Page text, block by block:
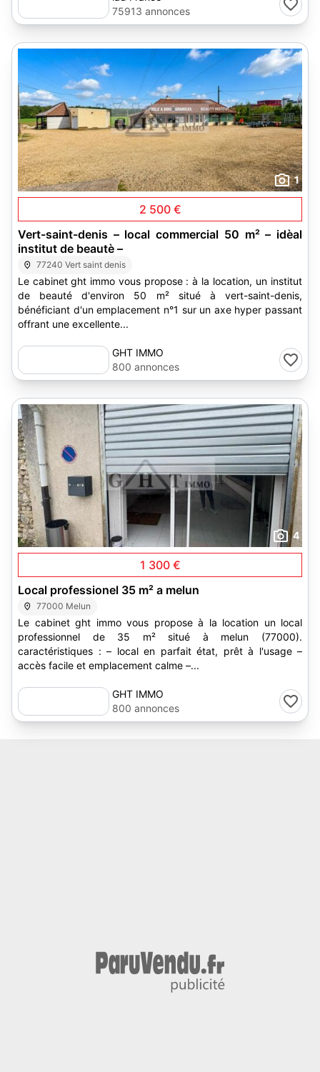
75913 annonces
1
2 500 €
Vert-saint-denis – local commercial 50 m² – idèal
institut de beautè –
77240 Vert saint denis
Le cabinet ght immo vous propose : à la location, un institut
de beauté d'environ 50 m² situé à vert-saint-denis,
bénéficiant d'un emplacement n°1 sur un axe hyper passant
offrant une excellente...
GHT IMMO
800 annonces
4
1 300 €
Local professionel 35 m² a melun
77000 Melun
Le cabinet ght immo vous propose à la location un local
professionnel de 35 m² situé à melun (77000).
caractéristiques : – local en parfait état, prêt à l'usage –
accès facile et emplacement calme –...
GHT IMMO
800 annonces